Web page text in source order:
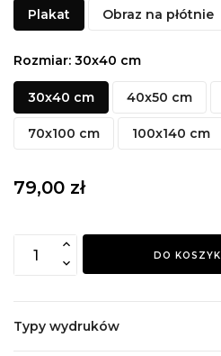
Plakat Obraz na płótnie
Rozmiar: 30x40 cm
30x40 cm 40x50 cm
70x100 cm 100x140 cm
79,00 zł
DO
Typy wydruków